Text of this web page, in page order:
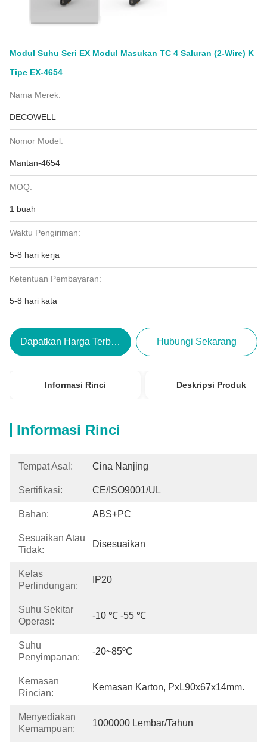
Modul Suhu Seri EX Modul Masukan TC 4 Saluran (2-Wire) K
Tipe EX-4654
Nama Merek:
DECOWELL
Nomor Model:
Mantan-4654
MOQ:
1 buah
Waktu Pengiriman:
5-8 hari kerja
Ketentuan Pembayaran:
5-8 hari kata
Dapatkan Harga Terbaik Hubungi Sekarang
Informasi Rinci Deskripsi Produk
Informasi Rinci
Tempat Asal: Cina Nanjing
Sertifikasi: CE/ISO9001/UL
Bahan: ABS+PC
Sesuaikan Atau
Tidak:
Disesuaikan
Kelas
Perlindungan:
IP20
Suhu Sekitar
Operasi:
-10 ℃ -55 ℃
Suhu
Penyimpanan:
-20~85ºC
Kemasan
Rincian:
Kemasan Karton, PxL90x67x14mm.
Menyediakan
Kemampuan:
1000000 Lembar/Tahun